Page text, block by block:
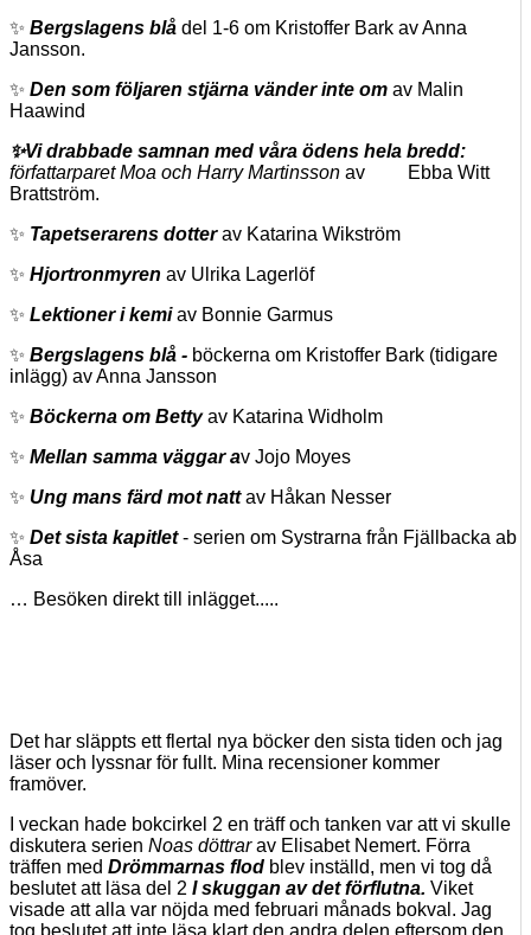
✨ Bergslagens blå del 1-6 om Kristoffer Bark av Anna
Jansson.
✨ Den som följaren stjärna vänder inte om av Malin
Haawind
✨Vi drabbade samnan med våra ödens hela bredd:
författarparet Moa och Harry Martinsson av Ebba Witt
Brattström.
✨ Tapetserarens dotterav Katarina Wikström
✨ Hjortronmyren av Ulrika Lagerlöf
✨ Lektioner i kemiav Bonnie Garmus
✨ Bergslagens blå - böckerna om Kristoffer Bark (tidigare
inlägg) av Anna Jansson
✨ Böckerna om Bettyav Katarina Widholm
✨ Mellan samma väggar av Jojo Moyes
✨ Ung mans färd mot nattav Håkan Nesser
✨ Det sista kapitlet- serien om Systrarna från Fjällbacka ab
Åsa
… Besöken direkt till inlägget.....
Det har släppts ett flertal nya böcker den sista tiden och jag
läser och lyssnar för fullt. Mina recensioner kommer
framöver.
I veckan hade bokcirkel 2 en träff och tanken var att vi skulle
diskutera serien Noas döttrarav Elisabet Nemert. Förra
träffen med Drömmarnas flod blev inställd, men vi tog då
beslutet att läsa del 2 I skuggan av det förflutna. Viket
visade att alla var nöjda med februari månads bokval. Jag